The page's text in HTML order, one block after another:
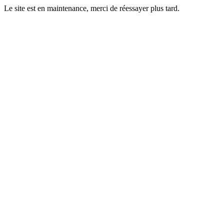
Le site est en maintenance, merci de réessayer plus tard.